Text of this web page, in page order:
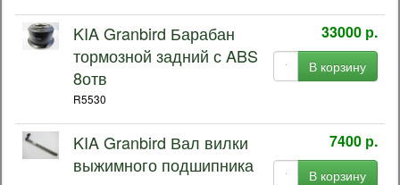
KIA Granbird Барабан
тормозной задний с ABS
8отв
R5530
33000 р.
В корзину
KIA Granbird Вал вилки
выжимного подшипника
7400 р.
В корзину